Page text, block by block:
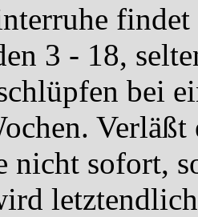
3 - 18,
bei
nicht sofort,